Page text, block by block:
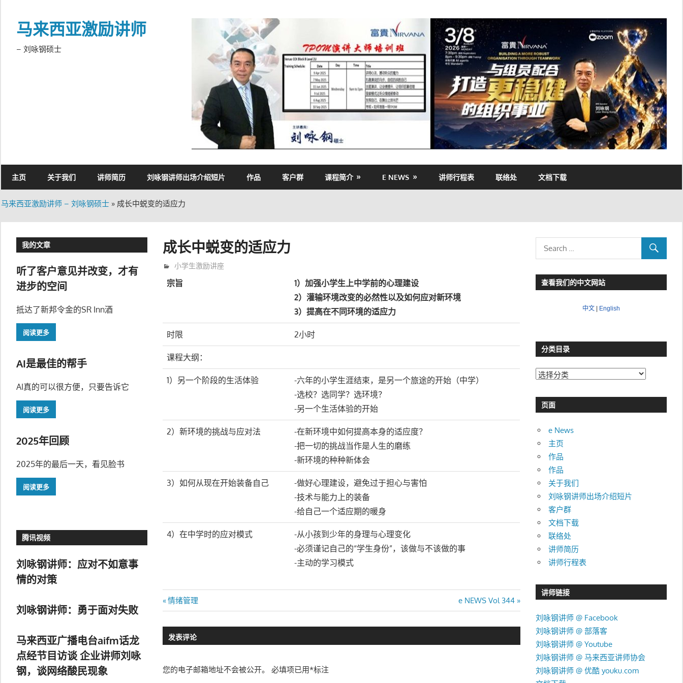
content马来西亚激励讲师
– 刘咏钢硕士
主页 关于我们 讲师简历 刘咏钢讲师出场介绍短片 作品 客户群 课程简介 E NEWS 讲师行程表 联络处 文档下载
马来西亚激励讲师 – 刘咏钢硕士 » 成长中蜕变的适应力
成长中蜕变的适应力
2月 15, 2019
trainer
小学生激励讲座
宗旨
1）加强小学生上中学前的心理建设
2）灌输环境改变的必然性以及如何应对新环境
3）提高在不同环境的适应力
时限 2小时
课程大纲：
1）另一个阶段的生活体验
-六年的小学生涯结束，是另一个旅途的开始（中学）
-选校？选同学？选环境？
-另一个生活体验的开始
2）新环境的挑战与应对法
-在新环境中如何提高本身的适应度？
-把一切的挑战当作是人生的磨练
-新环境的种种新体会
3）如何从现在开始装备自己
-做好心理建设，避免过于担心与害怕
-技术与能力上的装备
-给自己一个适应期的暖身
4）在中学时的应对模式
-从小孩到少年的身理与心理变化
-必须谨记自己的“学生身份”，该做与不该做的事
-主动的学习模式
文
章
导
航
Previous
Post:
情绪管理
Next
Post:
e NEWS Vol 344
发表评论
您的电子邮箱地址不会被公开。 必填项已用*标注
我的文章
听了客户意见并改变，才有
进步的空间
抵达了新邦令金的SR Inn酒
阅读更多
AI是最佳的帮手
AI真的可以很方便，只要告诉它
阅读更多
2025年回顾
2025年的最后一天，看见脸书
阅读更多
腾讯视频
刘咏钢讲师：应对不如意事
情的对策
刘咏钢讲师：勇于面对失败
马来西亚广播电台aifm话龙
点经节目访谈 企业讲师刘咏
钢，谈网络酸民现象
查看我们的中文网站
中文| English
分类目录
分
目
录
页面
e News
主页
作品
作品
关于我们
刘咏钢讲师出场介绍短片
客户群
文档下载
联络处
讲师简历
讲师行程表
讲师链接
刘咏钢讲师 @ Facebook
刘咏钢讲师 @ 部落客
刘咏钢讲师 @ Youtube
刘咏钢讲师 @ 马来西亚讲师协会
刘咏钢讲师 @ 优酷 youku.com